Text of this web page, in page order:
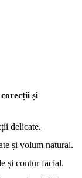
și
delicate.
și volum natural.
și contur facial.